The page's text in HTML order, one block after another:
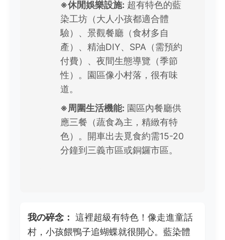
※休閒娛樂設施: 超有特色的藍
染工坊（大人小孩都適合體
驗）、景觀餐廳（食材多自
產）、精油DIY、SPA（需預約
付費）、夜間生態導覽（季節
性）。園區像小村落，很有味
道。
※周圍生活機能: 園區內餐廳供
應三餐（蔬食為主，精緻有特
色）。開車出去覓食約需15-20
分鐘到三義市區或銅鑼市區。
我の碎念： 這裡超級有特色！像走進童話
村，小孩餵鴨子追蝴蝶就很開心。藍染體